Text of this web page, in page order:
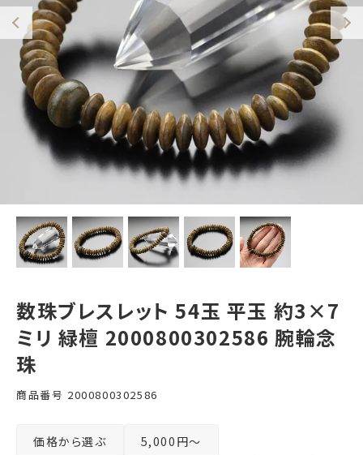
数珠ブレスレット 54玉 平玉 約3×7
ミリ 緑檀 2000800302586 腕輪念
珠
商品番号 2000800302586
価格から選ぶ 5,000円～